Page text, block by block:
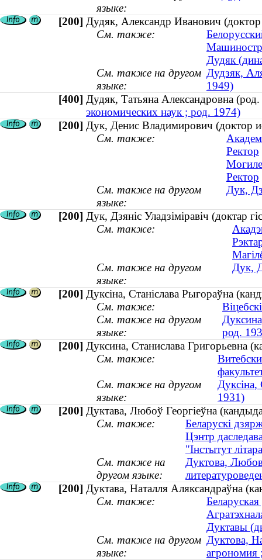
языке:
[200] Дудяк, Александр Иванович
См. также:
Дудяк
См. также на другом
языке:
Дудзяк,
1949)
[400] Дудяк, Татьяна Александровна
экономических наук ; род. 1974)
[200] Дук, Денис Владимирович (доктор
См. также:
Ректор
Ректор
См. также на другом
языке:
Дук,
[200] Дук, Дзяніс Уладзіміравіч (доктар
См. также:
См. также на другом
языке:
Дук,
[200] Дуксіна, Станіслава Рыгораўна
См. также:
См. также на другом
языке:
род.
[200] Дуксина, Станислава Григорьевна
См. также:
См. также на другом
языке:
1931)
[200] Дуктава, Любоў Георгіеўна
См. также:
Беларускі
Цэнтр
"Інстытут
См. также на
другом языке:
Дуктова,
[200] Дуктава, Наталля Аляксандраўна
См. также:
Дуктавы
См. также на другом
языке:
Дуктова,
агрономия